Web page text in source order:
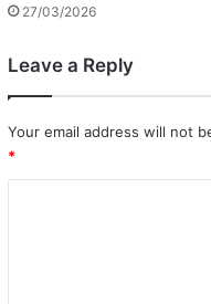
27/03/2026
Leave a Reply
Your email address will not
*